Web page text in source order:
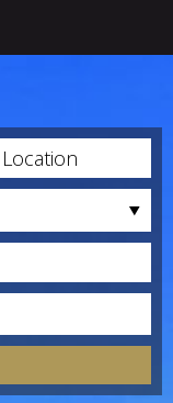
Location